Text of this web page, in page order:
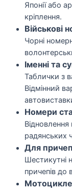
Японії або
кріплення.
Військові
Чорні
Іменні та
Таблички з
Відмінний
Номери
радянських
Для
Шестикутні
причепів до